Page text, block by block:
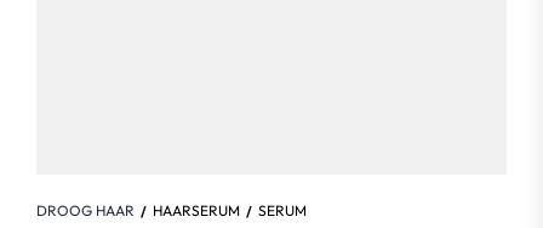
DROOG HAAR HAARSERUM SERUM